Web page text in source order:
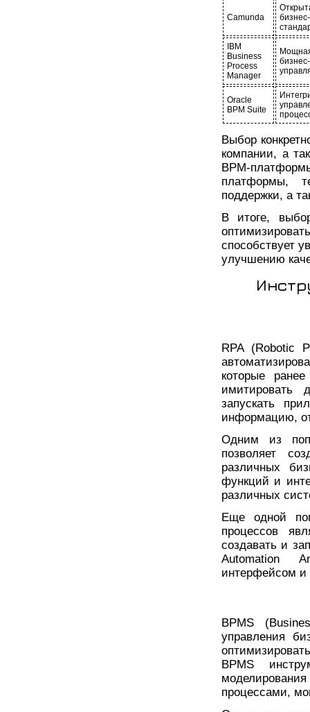
Camunda
IBM
Business
Process
Manager
Oracle
BPM Suite
Выбор
компании, а
BPM-
платформы,
поддержки, а
В итоге,
способствует
улучшению
RPA (Robotic
которые
имитировать
запускать
информацию,
Одним из
позволяет
различных
функций и
различных
Еще одной
процессов
создавать и
Automation
интерфейсом и
BPMS
управления
BPMS
процессами,